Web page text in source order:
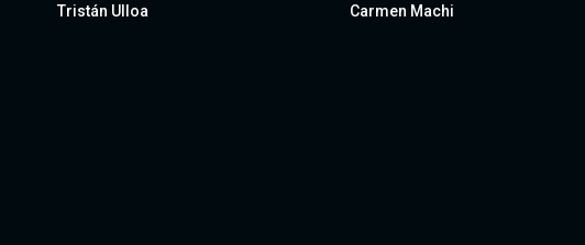
Tristán Ulloa Carmen Machi